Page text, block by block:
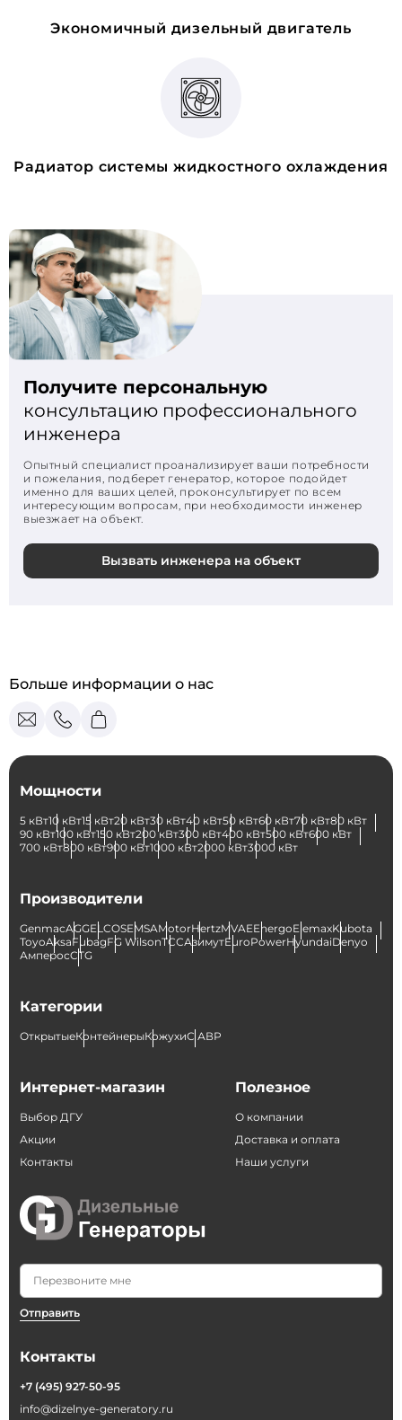
Экономичный дизельный двигатель
Радиатор системы жидкостного охлаждения
Получите персональную
консультацию профессионального
инженера
Опытный специалист проанализирует ваши потребности
и пожелания, подберет генератор, которое подойдет
именно для ваших целей, проконсультирует по всем
интересующим вопросам, при необходимости инженер
выезжает на объект.
Вызвать инженера на объект
Больше информации о нас
Мощности
5 кВт10 кВт15 кВт20 кВт30 кВт40 кВт50 кВт60 кВт70 кВт80 кВт
90 кВт100 кВт150 кВт200 кВт300 кВт400 кВт500 кВт600 кВт
700 кВт800 кВт900 кВт1000 кВт2000 кВт3000 кВт
Производители
GenmacAGGELCOSEMSAMotorHertzMVAEEnergoElemaxKubota
ToyoAksaFubagFG WilsonТССАзимутEuroPowerHyundaiDenyo
АмперосCTG
Категории
ОткрытыеКонтейнерыКожухиС АВР
Интернет-магазин
Выбор ДГУ
Акции
Контакты
Отправить
Полезное
О компании
Доставка и оплата
Наши услуги
Контакты
+7 (495) 927-50-95
info@dizelnye-generatory.ru